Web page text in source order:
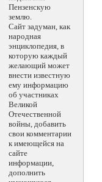
Пензенскую
землю.
Сайт задуман, как
народная
энциклопедия, в
которую каждый
желающий может
внести известную
ему информацию
об участниках
Великой
Отечественной
войны, добавить
свои комментарии
к имеющейся на
сайте
информации,
дополнить